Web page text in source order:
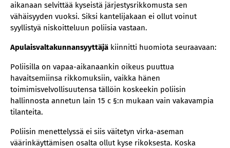
aikanaan selvittää kyseistä järjestysrikkomusta sen
vähäisyyden vuoksi. Siksi kantelijakaan ei ollut voinut
syyllistyä niskoitteluun poliisia vastaan.
Apulaisvaltakunnansyyttäjä kiinnitti huomiota seuraavaan:
Poliisilla on vapaa-aikanaankin oikeus puuttua
havaitsemiinsa rikkomuksiin, vaikka hänen
toimimisvelvollisuutensa tällöin koskeekin poliisin
hallinnosta annetun lain 15 c §:n mukaan vain vakavampia
tilanteita.
Poliisin menettelyssä ei siis väitetyn virka-aseman
väärinkäyttämisen osalta ollut kyse rikoksesta. Koska